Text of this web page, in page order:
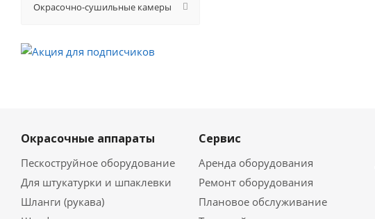
Окрасочно-сушильные камеры
Окрасочные аппараты
Пескоструйное оборудование
Для штукатурки и шпаклевки
Шланги (рукава)
Сервис
Аренда оборудования
Ремонт оборудования
Плановое обслуживание